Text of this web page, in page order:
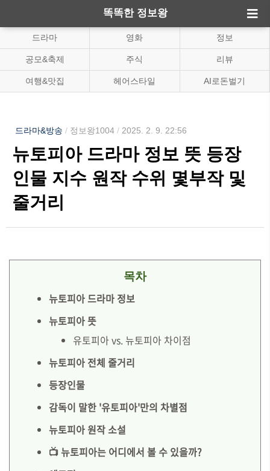
똑똑한 정보왕
드라마 영화 정보
공모&축제 주식 리뷰
여행&맛집 헤어스타일 AI로돈벌기
드라마&방송 / 정보왕1004 / 2025. 2. 9. 22:56
뉴토피아 드라마 정보 뜻 등장
인물 지수 원작 수위 몇부작 및
줄거리
목차
뉴토피아 드라마 정보
뉴토피아 뜻
유토피아 vs. 뉴토피아 차이점
뉴토피아 전체 줄거리
등장인물
감독이 말한 '유토피아'만의 차별점
뉴토피아 원작 소설
📺 뉴토피아는 어디에서 볼 수 있을까?